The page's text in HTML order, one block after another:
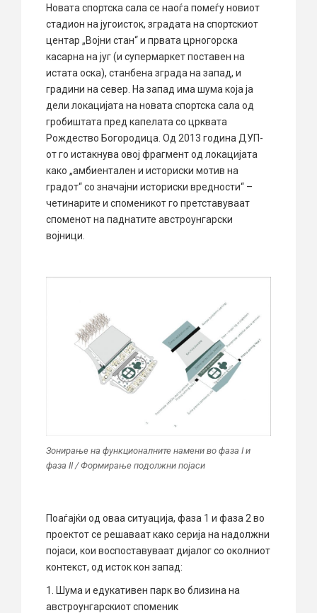
Новата спортска сала се наоѓа помеѓу новиот
стадион на југоисток, зградата на спортскиот
центар „Војни стан“ и првата црногорска
касарна на југ (и супермаркет поставен на
истата оска), станбена зграда на запад, и
градини на север. На запад има шума која ја
дели локацијата на новата спортска сала од
гробиштата пред капелата со црквата
Рождество Богородица. Од 2013 година ДУП-
от го истакнува овој фрагмент од локацијата
како „амбиентален и историски мотив на
градот“ со значајни историски вредности“ –
четинарите и споменикот го претставуваат
споменот на паднатите австроунгарски
војници.
Зонирање на функционалните намени во фаза I и
фаза II / Формирање подолжни појаси
Поаѓајќи од оваа ситуација, фаза 1 и фаза 2 во
проектот се решаваат како серија на надолжни
појаси, кои воспоставуваат дијалог со околниот
контекст, од исток кон запад:
1. Шума и едукативен парк во близина на
австроунгарскиот споменик